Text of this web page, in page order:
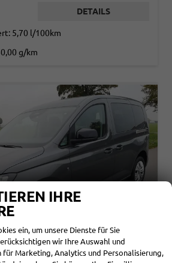
DETAILS
5,70 l/100km
g/km
IHRE
ein, um unsere Dienste für Sie
wir Ihre Auswahl und
Marketing, Analytics und Personalisierung,